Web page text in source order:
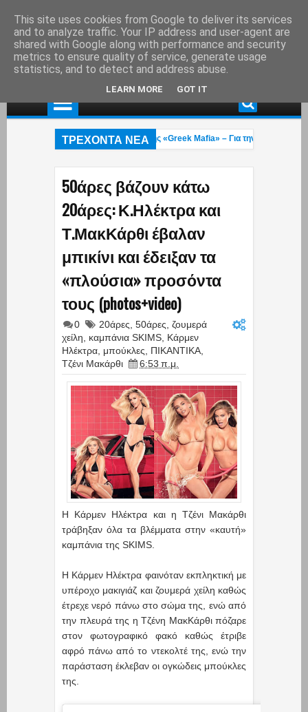
ΤΡΕΧΟΝΤΑ ΝΕΑ
στη Γερμανία εκτελεστής της «Greek Mafia» – Για την δολοφνία
50άρες βάζουν κάτω
20άρες: Κ.Ηλέκτρα και
Τ.ΜακΚάρθι έβαλαν
μπικίνι και έδειξαν τα
«πλούσια» προσόντα
τους (photos+video)
0 20άρες 50άρες ζουμερά
χείλη
καμπάνια SKIMS Κάρμεν
Ηλέκτρα μπούκλες ΠΙΚΑΝΤΙΚΑ
Τζένι Μακάρθι
6:53 π.μ.
Η Κάρμεν Ηλέκτρα και η Τζένι Μακάρθι
τράβηξαν όλα τα βλέμματα στην «καυτή»
καμπάνια της SKIMS.
Η Κάρμεν Hλέκτρα φαινόταν εκπληκτική με
υπέροχο μακιγιάζ και ζουμερά χείλη καθώς
έτρεχε νερό πάνω στο σώμα της, ενώ από
την πλευρά της η Τζένη ΜακΚάρθι πόζαρε
στον φωτογραφικό φακό καθώς έτριβε
αφρό πάνω από το ντεκολτέ της, ενώ την
παράσταση έκλεβαν οι ογκώδεις μπούκλες
της.
This site uses cookies from Google to deliver its services
and to analyze traffic. Your IP address and user-agent are
shared with Google along with performance and security
metrics to ensure quality of service, generate usage
statistics, and to detect and address abuse.
LEARN MORE GOT IT